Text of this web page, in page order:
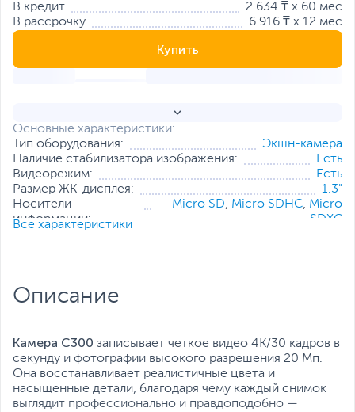
Основные характеристики:
Тип оборудования:
Экшн-камера
Наличие стабилизатора изображения:
Есть
Видеорежим:
Есть
Размер ЖК-дисплея:
1.3"
Носители
информации:
Micro SD, Micro SDHC, Micro
SDXC
Все характеристики
В кредит
2 634 ₸ x 60 мес
В рассрочку
6 916 ₸ x 12 мес
Купить
Описание
Камера C300 записывает четкое видео 4K/30 кадров в
секунду и фотографии высокого разрешения 20 Мп.
Она восстанавливает реалистичные цвета и
насыщенные детали, благодаря чему каждый снимок
выглядит профессионально и правдоподобно —